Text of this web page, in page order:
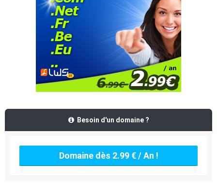
Besoin d'un domaine ?
Domaine dès 2.99 € / An !